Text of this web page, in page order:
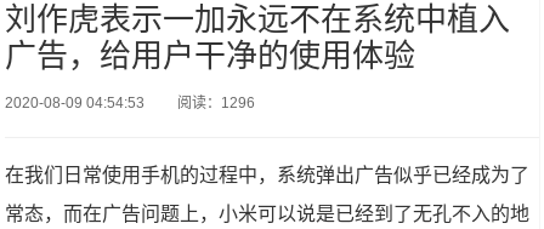
刘作虎表示一加永远不在系统中植入
广告，给用户干净的使用体验
2020-08-09 04:54:53 阅读：1296
在我们日常使用手机的过程中，系统弹出广告似乎已经成为了
常态，而在广告问题上，小米可以说是已经到了无孔不入的地